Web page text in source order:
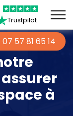
Trustpilot
à
07 57 81 65 14